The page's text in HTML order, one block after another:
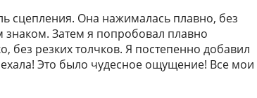
сцепления. Она нажималась плавно, без
Затем я попробовал плавно
без резких толчков. Я постепенно добавил
Это было чудесное ощущение! Все мои